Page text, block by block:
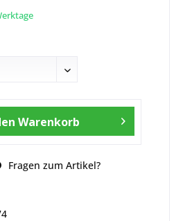
Warenkorb
Fragen zum Artikel?